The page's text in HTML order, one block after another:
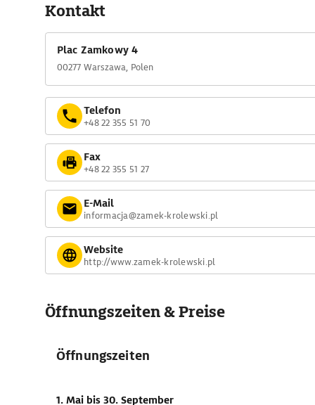
Kontakt
Plac Zamkowy 4
00277 Warszawa, Polen
Telefon
+48 22 355 51 70
Fax
+48 22 355 51 27
E-Mail
informacja@zamek-krolewski.pl
Website
http://www.zamek-krolewski.pl
Öffnungszeiten & Preise
Öffnungszeiten
1. Mai bis 30. September